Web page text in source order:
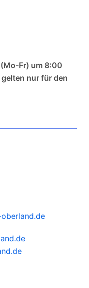
Fr) um 8:00
nur für den